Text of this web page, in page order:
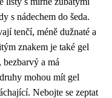
s nádechem do šeda.
tenčí, méně dužnaté a
znakem je také gel
a má
mohou mít gel
Nebojte se zeptat